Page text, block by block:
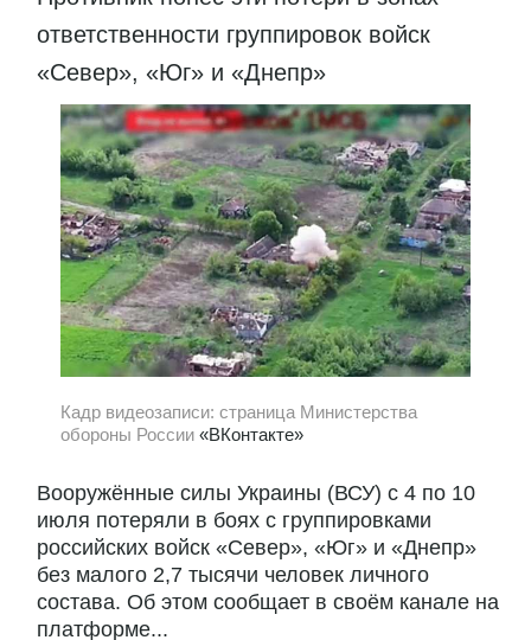
ответственности группировок войск
«Север», «Юг» и «Днепр»
Кадр видеозаписи: страница Министерства
обороны России «ВКонтакте»
Вооружённые силы Украины (ВСУ) с 4 по 10
июля потеряли в боях с группировками
российских войск «Север», «Юг» и «Днепр»
без малого 2,7 тысячи человек личного
состава. Об этом сообщает в своём канале на
платформе...